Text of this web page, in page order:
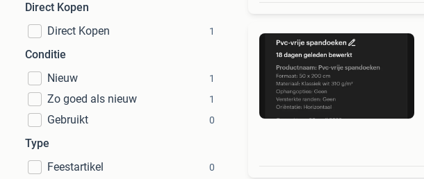
Direct Kopen
Direct Kopen
1
Conditie
Nieuw
1
Zo goed als nieuw 1
Gebruikt 0
Type
Feestartikel
0